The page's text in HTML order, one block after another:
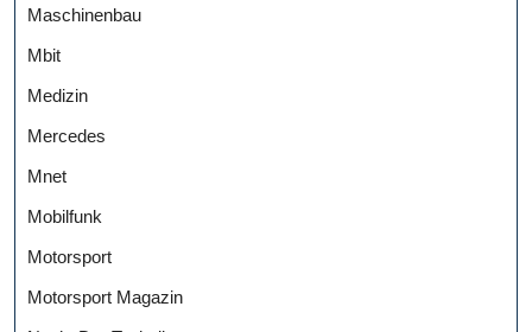
Maschinenbau
Mbit
Medizin
Mercedes
Mnet
Mobilfunk
Motorsport
Motorsport Magazin